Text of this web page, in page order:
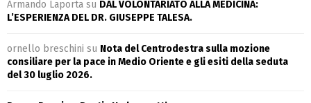
Armando Laporta su DAL VOLONTARIATO ALLA MEDICINA:
L’ESPERIENZA DEL DR. GIUSEPPE TALESA.
ornello breschini su Nota del Centrodestra sulla mozione
consiliare per la pace in Medio Oriente e gli esiti della seduta
del 30 luglio 2026.